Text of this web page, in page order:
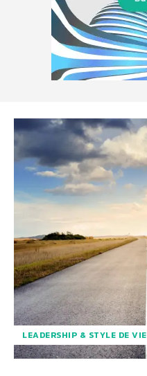
LEADERSHIP & STYLE DE VIE